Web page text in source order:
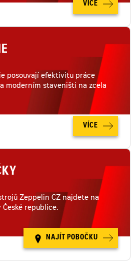
VÍCE
posouvají efektivitu práce
moderním staveništi na zcela
VÍCE
Zeppelin CZ najdete na
republice.
NAJÍT POBOČKU